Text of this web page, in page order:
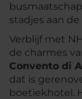
stadjes aan
Verblijf met
de charmes
Convento di
dat is
boetiekhotel.